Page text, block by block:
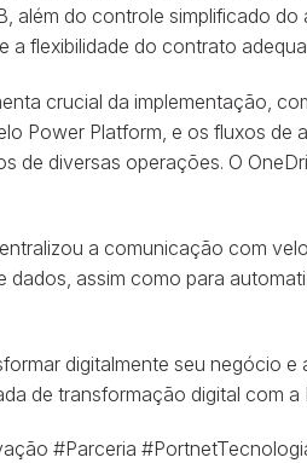
além do controle simplificado
a flexibilidade do contrato
crucial da implementação,
Power Platform, e os fluxos
de diversas operações. O
a comunicação com
dados, assim como para
digitalmente seu negócio
de transformação digital com
#Parceria